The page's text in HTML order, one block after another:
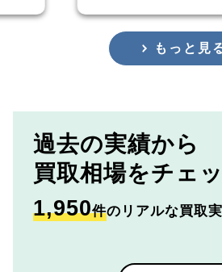
もっと見
過去の実績から
買取相場をチェ
1,950件のリアルな買取